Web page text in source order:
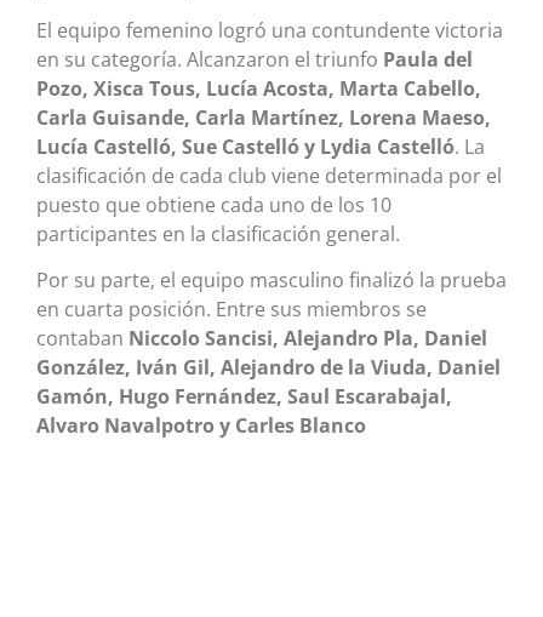
El equipo femenino logró una contundente victoria
en su categoría. Alcanzaron el triunfo Paula del
Pozo, Xisca Tous, Lucía Acosta, Marta Cabello,
Carla Guisande, Carla Martínez, Lorena Maeso,
Lucía Castelló, Sue Castelló y Lydia Castelló. La
clasificación de cada club viene determinada por el
puesto que obtiene cada uno de los 10
participantes en la clasificación general.
Por su parte, el equipo masculino finalizó la prueba
en cuarta posición. Entre sus miembros se
contaban Niccolo Sancisi, Alejandro Pla, Daniel
González, Iván Gil, Alejandro de la Viuda, Daniel
Gamón, Hugo Fernández, Saul Escarabajal,
Alvaro Navalpotro y Carles Blanco